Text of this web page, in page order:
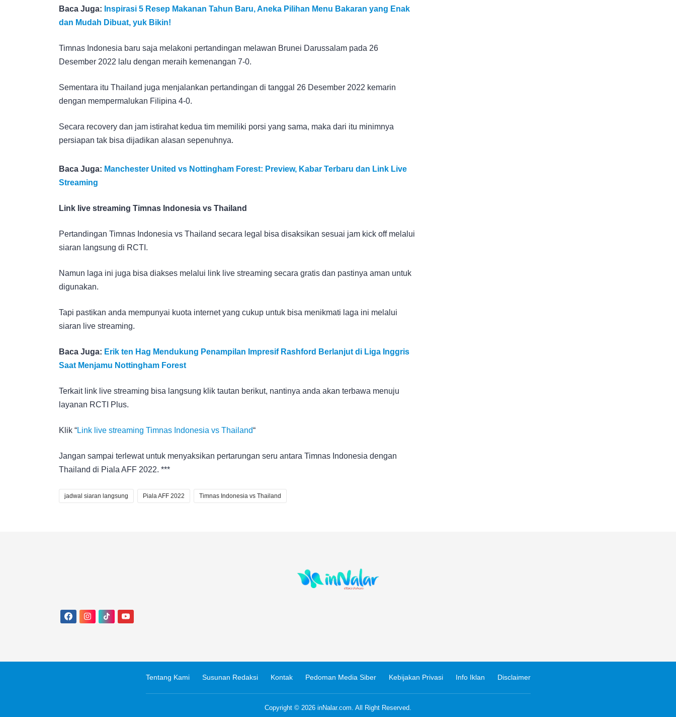
Baca Juga: Inspirasi 5 Resep Makanan Tahun Baru, Aneka Pilihan Menu Bakaran yang Enak
dan Mudah Dibuat, yuk Bikin!
Timnas Indonesia baru saja melakoni pertandingan melawan Brunei Darussalam pada 26
Desember 2022 lalu dengan meraih kemenangan 7-0.
Sementara itu Thailand juga menjalankan pertandingan di tanggal 26 Desember 2022 kemarin
dengan mempermalukan Filipina 4-0.
Secara recovery dan jam istirahat kedua tim memiliki porsi yang sama, maka dari itu minimnya
persiapan tak bisa dijadikan alasan sepenuhnya.
Baca Juga: Manchester United vs Nottingham Forest: Preview, Kabar Terbaru dan Link Live
Streaming
Link live streaming Timnas Indonesia vs Thailand
Pertandingan Timnas Indonesia vs Thailand secara legal bisa disaksikan sesuai jam kick off melalui
siaran langsung di RCTI.
Namun laga ini juga bisa diakses melalui link live streaming secara gratis dan pastinya aman untuk
digunakan.
Tapi pastikan anda mempunyai kuota internet yang cukup untuk bisa menikmati laga ini melalui
siaran live streaming.
Baca Juga: Erik ten Hag Mendukung Penampilan Impresif Rashford Berlanjut di Liga Inggris
Saat Menjamu Nottingham Forest
Terkait link live streaming bisa langsung klik tautan berikut, nantinya anda akan terbawa menuju
layanan RCTI Plus.
Klik “Link live streaming Timnas Indonesia vs Thailand“
Jangan sampai terlewat untuk menyaksikan pertarungan seru antara Timnas Indonesia dengan
Thailand di Piala AFF 2022. ***
jadwal siaran langsung Piala AFF 2022 Timnas Indonesia vs Thailand
Tentang Kami Susunan Redaksi Kontak Pedoman Media Siber Kebijakan Privasi Info Iklan Disclaimer
Copyright © 2026 inNalar.com. All Right Reserved.